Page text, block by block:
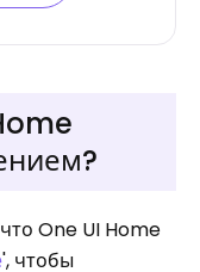
One UI Home
', чтобы